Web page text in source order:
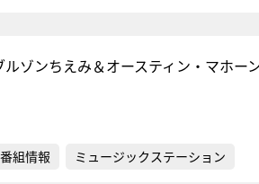
ルゾンちえみ＆オースティン・マホー
番組情報 ミュージックステーション